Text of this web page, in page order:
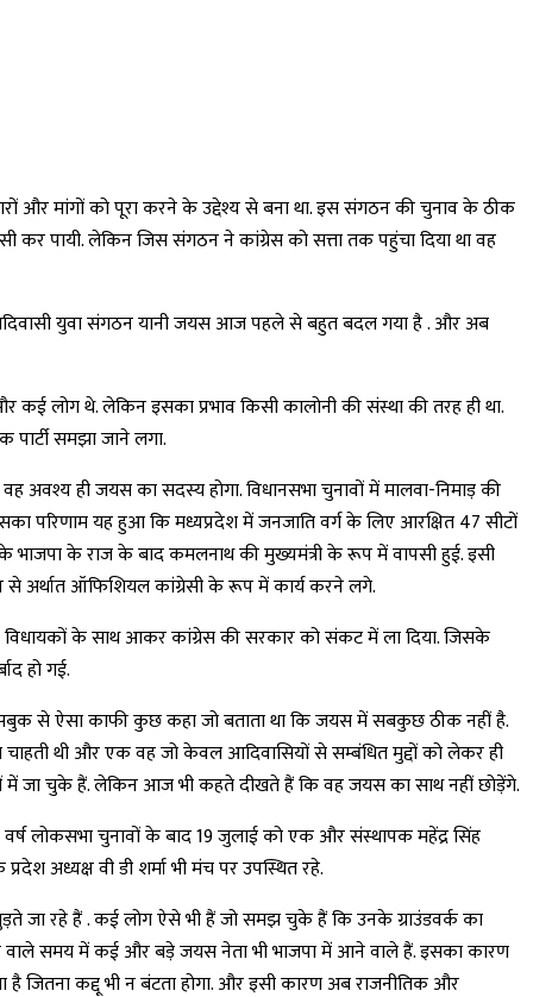
और मांगों को पूरा करने के उद्देश्य से बना था. इस संगठन की चुनाव के ठीक
कर पायी. लेकिन जिस संगठन ने कांग्रेस को सत्ता तक पहुंचा दिया था वह
युवा संगठन यानी जयस आज पहले से बहुत बदल गया है . और अब
लोग थे. लेकिन इसका प्रभाव किसी कालोनी की संस्था की तरह ही था.
समझा जाने लगा.
अवश्य ही जयस का सदस्य होगा. विधानसभा चुनावों में मालवा-निमाड़ की
परिणाम यह हुआ कि मध्यप्रदेश में जनजाति वर्ग के लिए आरक्षित 47 सीटों
भाजपा के राज के बाद कमलनाथ की मुख्यमंत्री के रूप में वापसी हुई. इसी
अर्थात ऑफिशियल कांग्रेसी के रूप में कार्य करने लगे.
विधायकों के साथ आकर कांग्रेस की सरकार को संकट में ला दिया. जिसके
हो गई.
से ऐसा काफी कुछ कहा जो बताता था कि जयस में सबकुछ ठीक नहीं है.
थी और एक वह जो केवल आदिवासियों से सम्बंधित मुद्दों को लेकर ही
में जा चुके हैं. लेकिन आज भी कहते दीखते हैं कि वह जयस का साथ नहीं छोड़ेंगे.
लोकसभा चुनावों के बाद 19 जुलाई को एक और संस्थापक महेंद्र सिंह
अध्यक्ष वी डी शर्मा भी मंच पर उपस्थित रहे.
जा रहे हैं . कई लोग ऐसे भी हैं जो समझ चुके हैं कि उनके ग्राउंडवर्क का
वाले समय में कई और बड़े जयस नेता भी भाजपा में आने वाले हैं. इसका कारण
जितना कद्दू भी न बंटता होगा. और इसी कारण अब राजनीतिक और